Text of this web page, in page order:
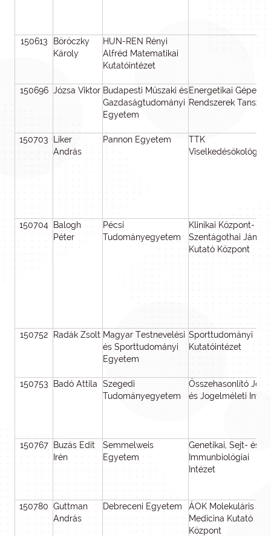
150613
Böröczky
Károly
HUN-REN Rényi
Alfréd Matematikai
Kutatóintézet
150696 Józsa Viktor Budapesti Műszaki és
Gazdaságtudományi
Egyetem
Energetikai Gépek
Rendszerek Tanszék
150703
Liker
András
Pannon Egyetem
TTK
Viselkedésökológia
150704
Balogh
Péter
Pécsi
Tudományegyetem
Klinikai Központ-
Szentágothai János
Kutató Központ
150752 Radák Zsolt Magyar Testnevelési
és Sporttudományi
Egyetem
Sporttudományi
Kutatóintézet
150753 Badó Attila
Szegedi
Tudományegyetem
Összehasonlító Jogi
és Jogelméleti
150767
Buzás Edit
Irén
Semmelweis
Egyetem
Genetikai, Sejt- és
Immunbiológiai
Intézet
150780 Guttman
András
Debreceni Egyetem
ÁOK Molekuláris
Medicina Kutató
Központ